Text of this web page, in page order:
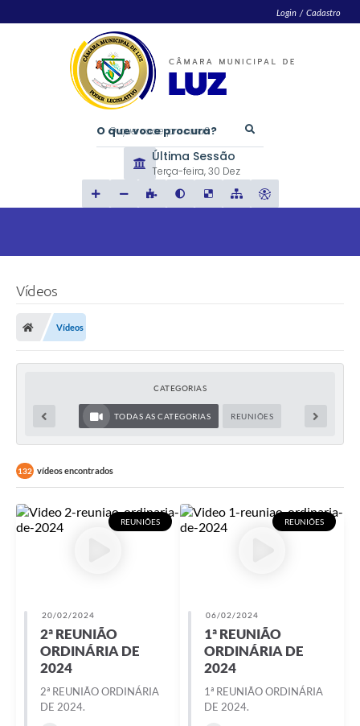
Login / Cadastro
O que voce procura?
Última Sessão
Terça-feira 30 Dez
Vídeos
Vídeos
CATEGORIAS
TODAS AS CATEGORIAS REUNIÕES
132 vídeos encontrados
REUNIÕES
20/02/2024
2ª REUNIÃO
ORDINÁRIA DE
2024
2ª REUNIÃO ORDINÁRIA
DE 2024.
REUNIÕES
06/02/2024
1ª REUNIÃO
ORDINÁRIA DE
2024
1ª REUNIÃO ORDINÁRIA
DE 2024.